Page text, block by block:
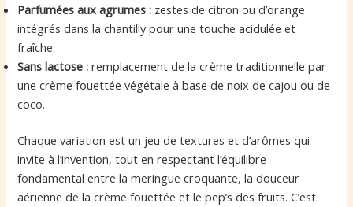
Parfumées aux agrumes : zestes de citron ou d’orange
intégrés dans la chantilly pour une touche acidulée et
fraîche.
Sans lactose : remplacement de la crème traditionnelle par
une crème fouettée végétale à base de noix de cajou ou de
coco.
Chaque variation est un jeu de textures et d’arômes qui
invite à l’invention, tout en respectant l’équilibre
fondamental entre la meringue croquante, la douceur
aérienne de la crème fouettée et le pep’s des fruits. C’est